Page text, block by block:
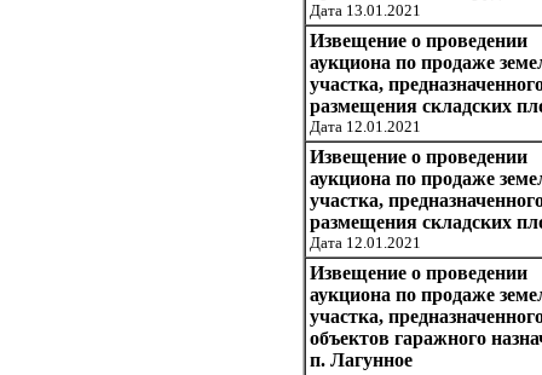
Дата 13.01.2021
Извещение о проведении
аукциона по продаже
участка,
размещения складских
Дата 12.01.2021
Извещение о проведении
аукциона по продаже
участка,
размещения складских
Дата 12.01.2021
Извещение о проведении
аукциона по продаже
участка,
объектов гаражного
п. Лагунное